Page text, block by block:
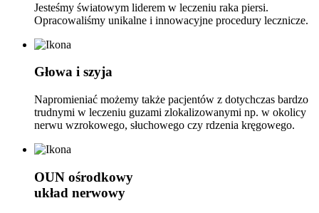
Jesteśmy światowym liderem w leczeniu raka piersi.
Opracowaliśmy unikalne i innowacyjne procedury lecznicze.
Głowa i szyja
Napromieniać możemy także pacjentów z dotychczas bardzo
trudnymi w leczeniu guzami zlokalizowanymi np. w okolicy
nerwu wzrokowego, słuchowego czy rdzenia kręgowego.
OUN ośrodkowy
układ nerwowy